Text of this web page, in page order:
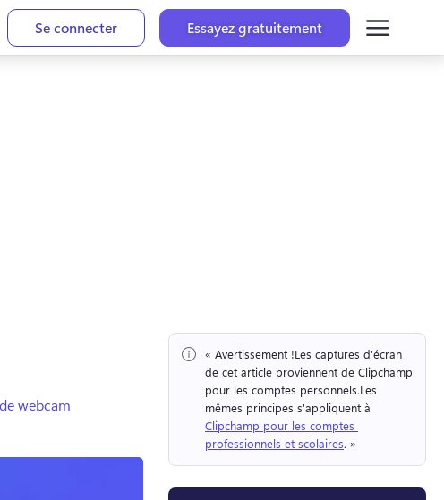
Se connecter Essayez gratuitement
webcam
« Avertissement !Les captures d'écran
de cet article proviennent de Clipchamp
pour les comptes personnels.Les
Clipchamp pour les comptes
professionnels et scolaires. »